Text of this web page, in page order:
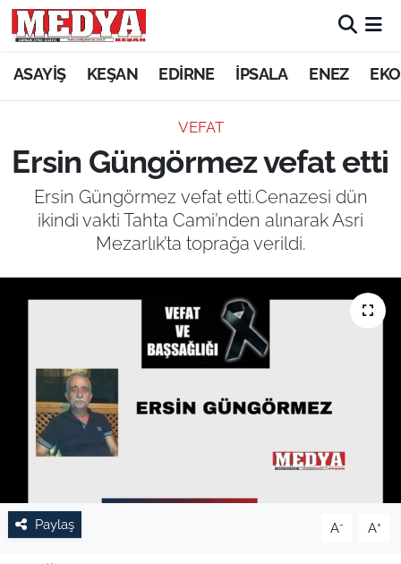
ASAYİŞ KEŞAN EDİRNE İPSALA ENEZ
VEFAT
Ersin Güngörmez vefat etti
Ersin Güngörmez vefat etti.Cenazesi dün
ikindi vakti Tahta Cami’nden alınarak Asri
Mezarlık’ta toprağa verildi.
Paylaş A- A+
KEŞAN
ASAYİŞ
SİYASET
GÜNDEM
EKONOMİ
EĞİTİM
TARIM VE HAYVANCILIK
RESMİ İLAN